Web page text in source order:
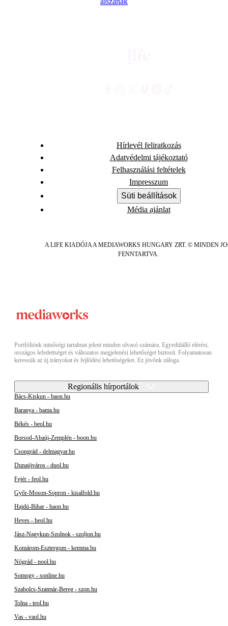
Hírlevél feliratkozás
Adatvédelmi tájékoztató
Felhasználási feltételek
Impresszum
Süti beállítások
Média ajánlat
A LIFE KIADÓJA A MEDIAWORKS HUNGARY ZRT. © MINDEN
FENNTARTVA.
Portfóliónk minőségi tartalmat jelent minden olvasó számára. Egyedülálló elérést,
országos lefedettséget és változatos megjelenési lehetőséget biztosít. Folyamatosan
keressük az új irányokat és fejlődési lehetőségeket. Ez jövőnk záloga.
Regionális hírportálok
Bács-Kiskun - baon.hu
Baranya - bama.hu
Békés - beol.hu
Borsod-Abaúj-Zemplén - boon.hu
Csongrád - delmagyar.hu
Dunaújváros - duol.hu
Fejér - feol.hu
Győr-Moson-Sopron - kisalfold.hu
Hajdú-Bihar - haon.hu
Heves - heol.hu
Jász-Nagykun-Szolnok - szoljon.hu
Komárom-Esztergom - kemma.hu
Nógrád - nool.hu
Somogy - sonline.hu
Szabolcs-Szatmár-Bereg - szon.hu
Tolna - teol.hu
Vas - vaol.hu